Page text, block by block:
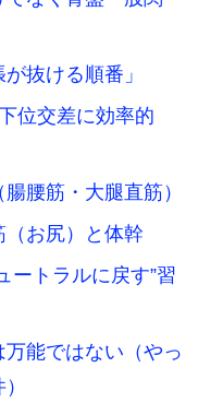
抜ける順番」
位交差に効率的
腰筋・大腿直筋）
お尻）と体幹
ートラルに戻す”習
能ではない（やっ